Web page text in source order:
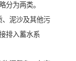
分为两类。
、泥沙及其他污
排入蓄水系